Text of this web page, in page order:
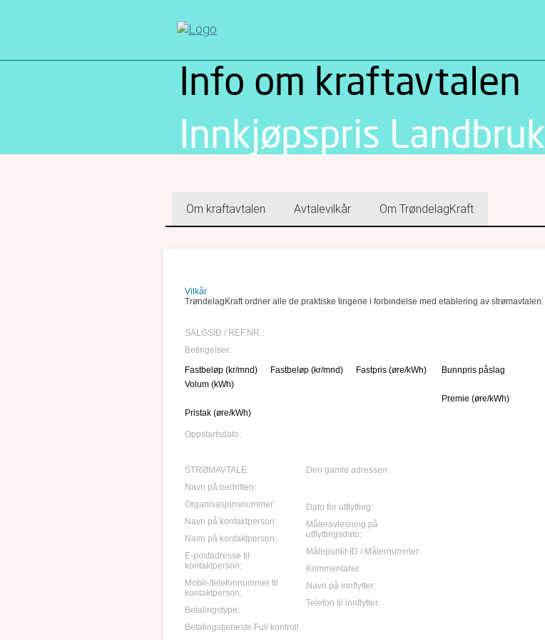
Info om kraftavtalen
Innkjøpspris Landbruk
Om kraftavtalen Avtalevilkår Om TrøndelagKraft
Vilkår
TrøndelagKraft ordner alle de praktiske tingene i forbindelse med etablering av strømavtalen.
SALGSID / REF.NR.:
Betingelser:
Fastbeløp (kr/mnd)
Fastbeløp (kr/mnd) Fastpris (øre/kWh)
Bunnpris påslag
Volum (kWh)
Premie (øre/kWh)
Pristak (øre/kWh)
Oppstartsdato:
STRØMAVTALE:
Navn på bedriften:
Organisasjonsnummer:
Navn på kontaktperson:
Navn på kontaktperson:
E-postadresse til
kontaktperson:
Mobil-/telefonnummer til
kontaktperson:
Betalingstype:
Betalingstjeneste Full kontroll
Den gamle adressen:
Dato for utflytting:
Måleravlesning på
utflyttingsdato:
Målepunkt-ID / Målernummer:
Kommentarer:
Navn på innflytter:
Telefon til innflytter: